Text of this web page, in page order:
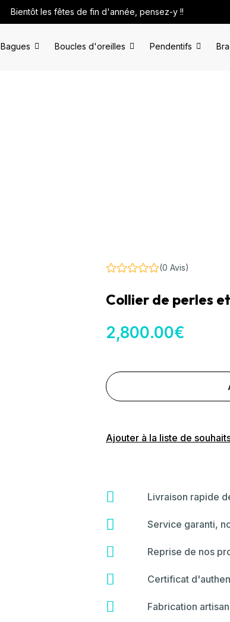
Bientôt les fêtes de fin d'année, pensez-y !!
Bagues Boucles d'oreilles Pendentifs
(0 Avis)
Collier de perles
2,800.00€
Ajouter à la liste de
shipping-
Livraison rapide
Service garanti,
Reprise de nos
certificate
Certificat
Fabrication